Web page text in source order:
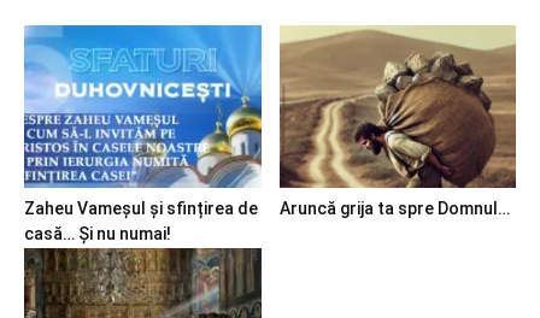
Zaheu Vameșul și sfințirea de
casă… Și nu numai!
Aruncă grija ta spre Domnul…